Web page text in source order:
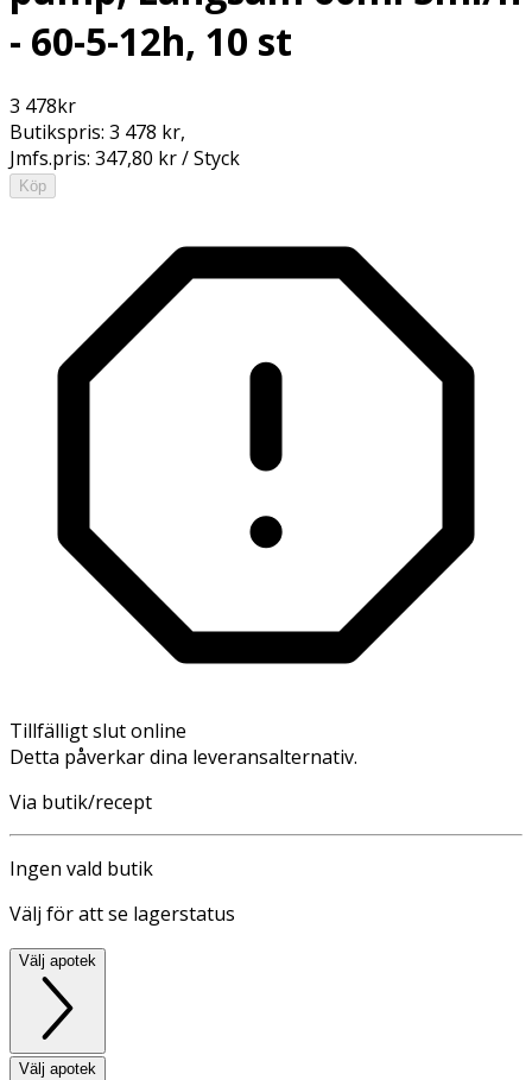
- 60-5-12h, 10 st
3 478kr
Butikspris: 3 478 kr,
Jmfs.pris: 347,80 kr / Styck
Köp
Tillfälligt slut online
Detta påverkar dina leveransalternativ.
Via butik/recept
Ingen vald butik
Välj för att se lagerstatus
Välj apotek
Välj apotek